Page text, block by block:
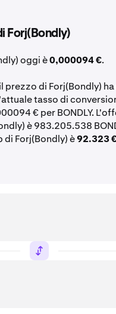
Forj(Bondly)
oggi è0,000094 €.
prezzo di Forj(Bondly)
tasso di
€ per BONDLY.
è 983.205.538
Forj(Bondly) è92.323